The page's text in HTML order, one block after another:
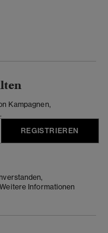
Kampagnen,
REGISTRIEREN
Informationen